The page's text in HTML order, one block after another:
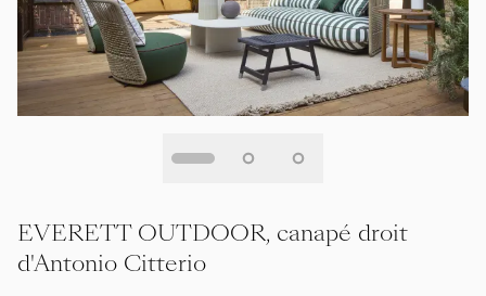
EVERETT OUTDOOR, canapé droit
d'Antonio Citterio